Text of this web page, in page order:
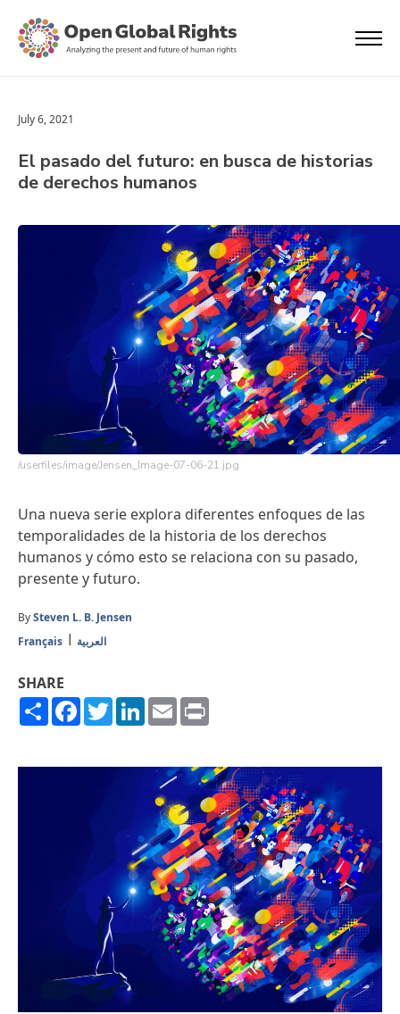
July 6, 2021
El pasado del futuro: en busca de historias
de derechos humanos
/userfiles/image/Jensen_Image-07-06-21.jpg
Una nueva serie explora diferentes enfoques de las
temporalidades de la historia de los derechos
humanos y cómo esto se relaciona con su pasado,
presente y futuro.
BySteven L. B. Jensen
Français
العربية
SHARE
ShareFacebook
TwitterLinkedIn
Email